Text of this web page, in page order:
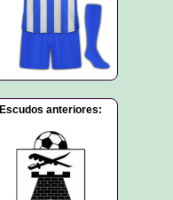
Escudos anteriores: